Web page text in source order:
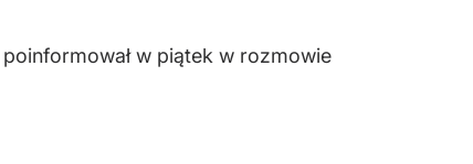
w piątek w rozmowie